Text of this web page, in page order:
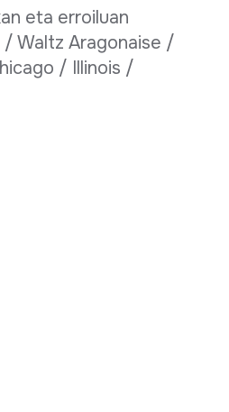
eta erroiluan
/ Waltz Aragonaise /
/ Illinois /